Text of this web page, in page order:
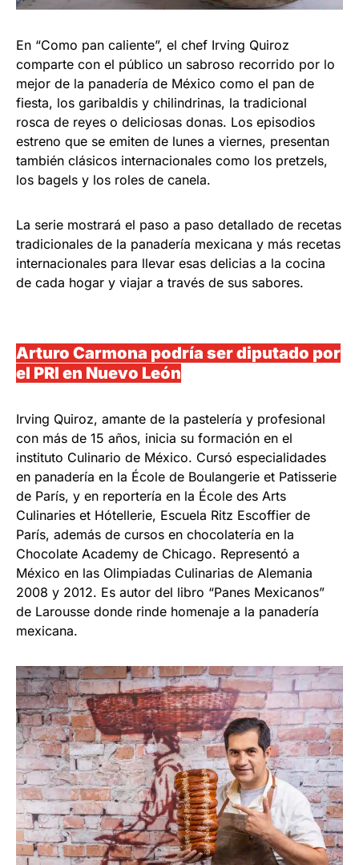
En “Como pan caliente”, el chef Irving Quiroz
comparte con el público un sabroso recorrido por lo
mejor de la panadería de México como el pan de
fiesta, los garibaldis y chilindrinas, la tradicional
rosca de reyes o deliciosas donas. Los episodios
estreno que se emiten de lunes a viernes, presentan
también clásicos internacionales como los pretzels,
los bagels y los roles de canela.
La serie mostrará el paso a paso detallado de recetas
tradicionales de la panadería mexicana y más recetas
internacionales para llevar esas delicias a la cocina
de cada hogar y viajar a través de sus sabores.
Arturo Carmona podría ser diputado por
el PRI en Nuevo León
Irving Quiroz, amante de la pastelería y profesional
con más de 15 años, inicia su formación en el
instituto Culinario de México. Cursó especialidades
en panadería en la École de Boulangerie et Patisserie
de París, y en reportería en la École des Arts
Culinaries et Hótellerie, Escuela Ritz Escoffier de
París, además de cursos en chocolatería en la
Chocolate Academy de Chicago. Representó a
México en las Olimpiadas Culinarias de Alemania
2008 y 2012. Es autor del libro “Panes Mexicanos”
de Larousse donde rinde homenaje a la panadería
mexicana.